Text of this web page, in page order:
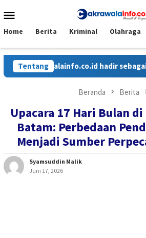
ke
Mobile
Home Berita Kriminal Olahraga
Tentang hadir sebagai
Beranda Berita
Upacara 17 Hari Bulan
Batam: Perbedaan
Menjadi Sumber
Syamsuddin Malik
Juni 17, 2026